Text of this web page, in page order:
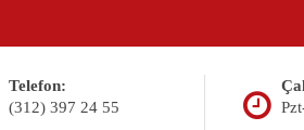
Telefon:
(312) 397 24 55